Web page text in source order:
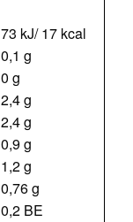
73 kJ/ 17 kcal
0,1 g
0 g
2,4 g
2,4 g
0,9 g
1,2 g
0,76 g
0,2 BE